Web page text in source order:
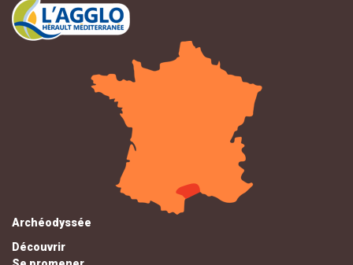
Archéodyssée
Découvrir